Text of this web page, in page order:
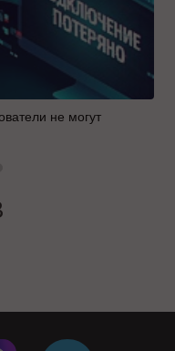
не могут